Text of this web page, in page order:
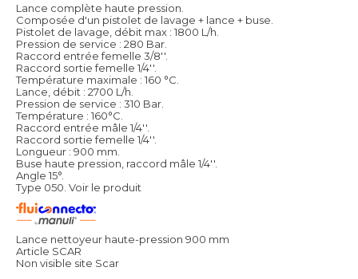
Lance complète haute pression.
Composée d'un pistolet de lavage + lance + buse.
Pistolet de lavage, débit max : 1800 L/h.
Pression de service : 280 Bar.
Raccord entrée femelle 3/8''.
Raccord sortie femelle 1/4''.
Température maximale : 160 °C.
Lance, débit : 2700 L/h.
Pression de service : 310 Bar.
Température : 160°C.
Raccord entrée mâle 1/4''.
Raccord sortie femelle 1/4''.
Longueur : 900 mm.
Buse haute pression, raccord mâle 1/4''.
Angle 15°.
Type 050. Voir le produit
Lance nettoyeur haute-pression 900 mm
Article SCAR
Non visible site Scar